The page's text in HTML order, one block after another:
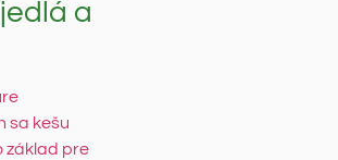
a
sa kešu
základ pre